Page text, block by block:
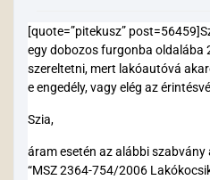
[quote=”pitekusz”
egy dobozos furgonba oldalába
szereltetni, mert lakóautóvá
e engedély, vagy elég az
Szia,
áram esetén az alábbi
“MSZ 2364-754/2006